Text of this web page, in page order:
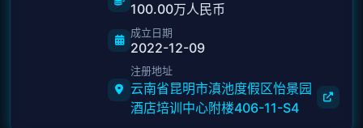
100.00万人民币
成立日期
2022-12-09
注册地址
云南省昆明市滇池度假区怡景园
酒店培训中心附楼406-11-S4